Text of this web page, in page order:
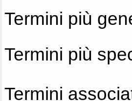
Termini più
Termini più
Termini